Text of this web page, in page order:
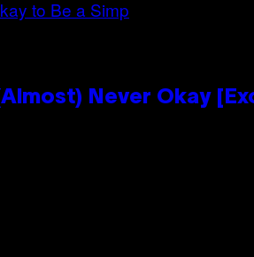
Never Okay